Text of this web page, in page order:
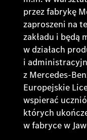
przez fabrykę
zaproszeni na
zakładu i będą
w działach
i
z Mercedes-
Europejskie
wspierać
których
w fabryce w